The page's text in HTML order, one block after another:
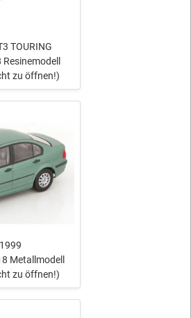
TOURING
zu öffnen!)
Metallmodell
zu öffnen!)